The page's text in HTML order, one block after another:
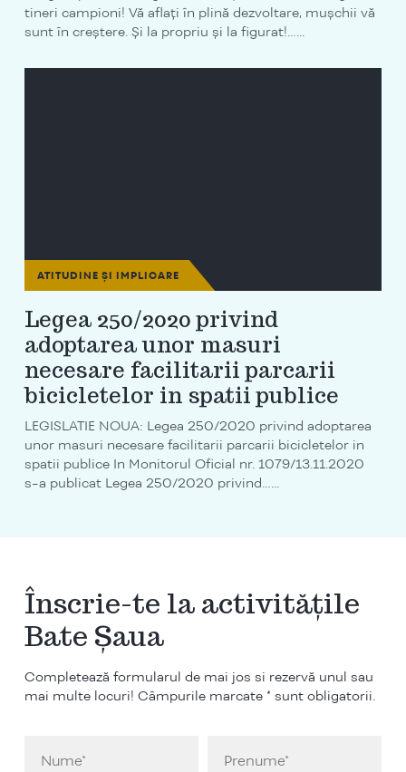
tineri campioni! Vă aflați în plină dezvoltare, mușchii vă
sunt în creștere. Și la propriu și la figurat!…...
ATITUDINE ȘI IMPLICARE
Legea 250/2020 privind
adoptarea unor masuri
necesare facilitarii parcarii
bicicletelor in spatii publice
LEGISLATIE NOUA: Legea 250/2020 privind adoptarea
unor masuri necesare facilitarii parcarii bicicletelor in
spatii publice In Monitorul Oficial nr. 1079/13.11.2020
s-a publicat Legea 250/2020 privind…...
Înscrie-te la activitățile
Bate Șaua
Completează formularul de mai jos si rezervă unul sau
mai multe locuri! Câmpurile marcate * sunt obligatorii.